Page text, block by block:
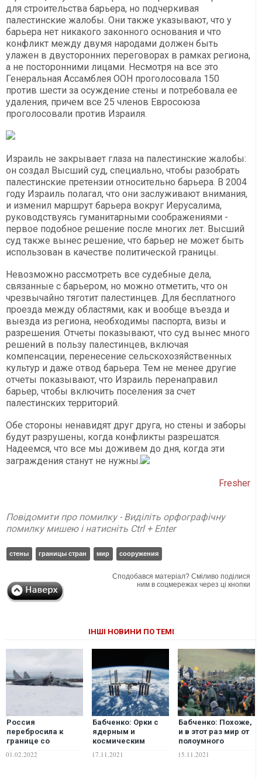
для строительства барьера, но подчеркивая
палестинские жалобы. Они также указывают, что у
барьера нет никакого законного основания и что
конфликт между двумя народами должен быть
улажен в двусторонних переговорах в рамках региона,
а не посторонними лицами. Несмотря на все это
Генеральная Ассамблея ООН проголосовала 150
против шести за осуждение стены и потребовала ее
удаления, причем все 25 членов Евросоюза
проголосовали против Израиля.
Израиль не закрывает глаза на палестинские жалобы:
он создал Высший суд, специально, чтобы разобрать
палестинские претензии относительно барьера. В 2004
году Израиль полагал, что они заслуживают внимания,
и изменил маршрут барьера вокруг Иерусалима,
руководствуясь гуманитарными соображениями -
первое подобное решение после многих лет. Высший
суд также вынес решение, что барьер не может быть
использован в качестве политической границы.
Невозможно рассмотреть все судебные дела,
связанные с барьером, но можно отметить, что он
чрезвычайно тяготит палестинцев. Для бесплатного
проезда между областями, как и вообще въезда и
выезда из региона, необходимы паспорта, визы и
разрешения. Отчеты показывают, что суд вынес много
решений в пользу палестинцев, включая
компенсации, перенесение сельскохозяйственных
культур и даже отвод барьера. Тем не менее другие
отчеты показывают, что Израиль перенаправил
барьер, чтобы включить поселения за счет
палестинских территорий.
Обе стороны ненавидят друг друга, но стены и заборы
будут разрушены, когда конфликты разрешатся.
Надеемся, что все мы доживем до дня, когда эти
заграждения станут не нужны.
Fresher
Повідомити про помилку - Виділіть орфографічну
помилку мишею і натисніть Ctrl + Enter
стены границы стран мир сооружения
Сподобався матеріал? Сміливо поділися
ним в соцмережах через ці кнопки
ІНШІ НОВИНИ ПО ТЕМІ
Россия
перебросила к
границе со
МиГ-31ИК,
01.02.2022
Бабченко: Орки с
ядерным и
космическим
спутники и лезут из
17.11.2021
Бабченко: Похоже,
и в этот раз мир от
полоумного
полоумном
15.11.2021